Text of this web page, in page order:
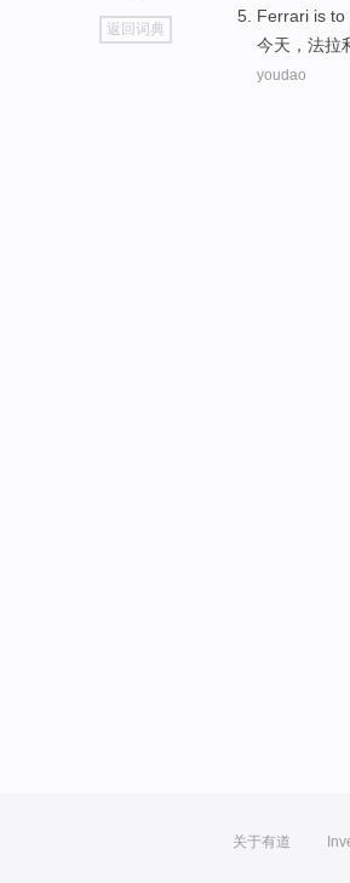
go
top
返回词典
Ferrari is to
今天 ， 法拉
youdao
关于有道